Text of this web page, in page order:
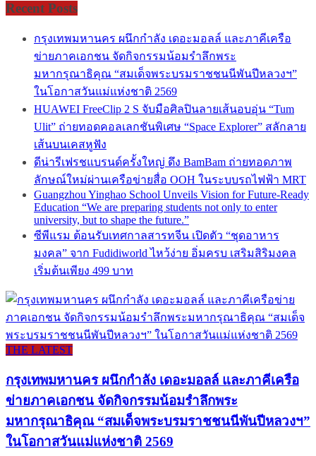
Recent Posts
กรุงเทพมหานคร ผนึกกำลัง เดอะมอลล์ และภาคีเครือ
ข่ายภาคเอกชน จัดกิจกรรมน้อมรำลึกพระ
มหากรุณาธิคุณ “สมเด็จพระบรมราชชนนีพันปีหลวงฯ”
ในโอกาสวันแม่แห่งชาติ 2569
HUAWEI FreeClip 2 S จับมือศิลปินลายเส้นอบอุ่น “Tum
Ulit” ถ่ายทอดคอลเลกชันพิเศษ “Space Explorer” สลักลาย
เส้นบนเคสหูฟัง
ดีน่ารีเฟรชแบรนด์ครั้งใหญ่ ดึง BamBam ถ่ายทอดภาพ
ลักษณ์ใหม่ผ่านเครือข่ายสื่อ OOH ในระบบรถไฟฟ้า MRT
Guangzhou Yinghao School Unveils Vision for Future-Ready
Education “We are preparing students not only to enter
university, but to shape the future.”
ซีพีแรม ต้อนรับเทศกาลสารทจีน เปิดตัว “ชุดอาหาร
มงคล” จาก Fudidiworld ไหว้ง่าย อิ่มครบ เสริมสิริมงคล
เริ่มต้นเพียง 499 บาท
THE LATEST
กรุงเทพมหานคร ผนึกกำลัง เดอะมอลล์ และภาคีเครือ
ข่ายภาคเอกชน จัดกิจกรรมน้อมรำลึกพระ
มหากรุณาธิคุณ “สมเด็จพระบรมราชชนนีพันปีหลวงฯ”
ในโอกาสวันแม่แห่งชาติ 2569